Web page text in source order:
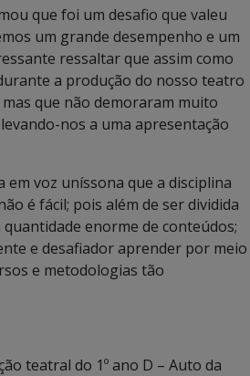
que foi um desafio que valeu
um grande desempenho e um
ressaltar que assim como
a produção do nosso teatro
que não demoraram muito
nos a uma apresentação
voz uníssona que a disciplina
é fácil; pois além de ser dividida
enorme de conteúdos;
e desafiador aprender por meio
e metodologias tão
teatral do 1º ano D – Auto da